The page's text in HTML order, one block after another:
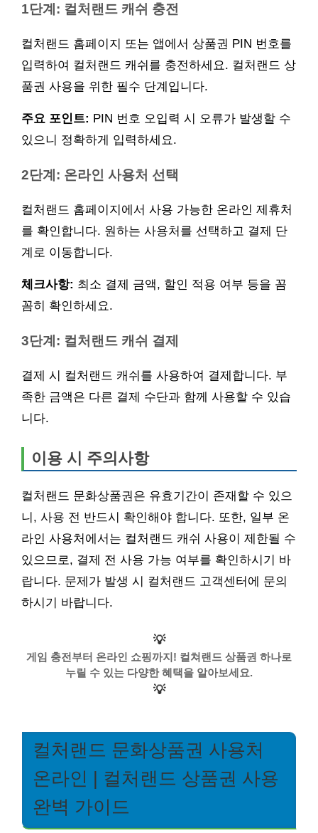
1단계: 컬처랜드 캐쉬 충전
컬처랜드 홈페이지 또는 앱에서 상품권 PIN 번호를
입력하여 컬처랜드 캐쉬를 충전하세요. 컬처랜드 상
품권 사용을 위한 필수 단계입니다.
주요 포인트: PIN 번호 오입력 시 오류가 발생할 수
있으니 정확하게 입력하세요.
2단계: 온라인 사용처 선택
컬처랜드 홈페이지에서 사용 가능한 온라인 제휴처
를 확인합니다. 원하는 사용처를 선택하고 결제 단
계로 이동합니다.
체크사항: 최소 결제 금액, 할인 적용 여부 등을 꼼
꼼히 확인하세요.
3단계: 컬처랜드 캐쉬 결제
결제 시 컬처랜드 캐쉬를 사용하여 결제합니다. 부
족한 금액은 다른 결제 수단과 함께 사용할 수 있습
니다.
이용 시 주의사항
컬처랜드 문화상품권은 유효기간이 존재할 수 있으
니, 사용 전 반드시 확인해야 합니다. 또한, 일부 온
라인 사용처에서는 컬처랜드 캐쉬 사용이 제한될 수
있으므로, 결제 전 사용 가능 여부를 확인하시기 바
랍니다. 문제가 발생 시 컬처랜드 고객센터에 문의
하시기 바랍니다.
💡
게임 충전부터 온라인 쇼핑까지! 컬쳐랜드 상품권 하나로
누릴 수 있는 다양한 혜택을 알아보세요.
💡
컬처랜드 문화상품권 사용처
온라인 | 컬처랜드 상품권 사용
완벽 가이드